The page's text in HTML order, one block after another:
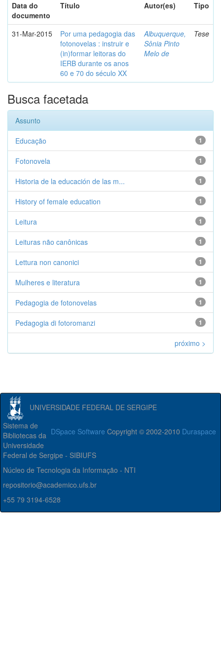
Data do
documento
Título Autor(es) Tipo
31-Mar-2015
Por uma pedagogia das
fotonovelas : instruir e
(in)formar leitoras do
IERB durante os anos
60 e 70 do século XX
Albuquerque,
Sônia Pinto
Melo de
Tese
Busca facetada
Assunto
1
Educação
1
Fotonovela
1
Historia de la educación de las m...
1
History of female education
1
Leitura
1
Leituras não canônicas
1
Lettura non canonici
1
Mulheres e literatura
1
Pedagogia de fotonovelas
1
Pedagogia di fotoromanzi
próximo >
UNIVERSIDADE FEDERAL DE SERGIPE
DSpace Software Copyright © 2002-2010 Duraspace
Sistema de
Bibliotecas da
Universidade
Federal de Sergipe - SIBIUFS
Núcleo de Tecnologia da Informação - NTI
repositorio@academico.ufs.br
+55 79 3194-6528